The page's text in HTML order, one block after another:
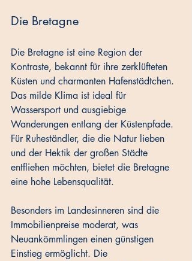
Die Bretagne
Die Bretagne ist eine Region der
Kontraste, bekannt für ihre zerklüfteten
Küsten und charmanten Hafenstädtchen.
Das milde Klima ist ideal für
Wassersport und ausgiebige
Wanderungen entlang der Küstenpfade.
Für Ruheständler, die die Natur lieben
und der Hektik der großen Städte
entfliehen möchten, bietet die Bretagne
eine hohe Lebensqualität.
Besonders im Landesinneren sind die
Immobilienpreise moderat, was
Neuankömmlingen einen günstigen
Einstieg ermöglicht. Die